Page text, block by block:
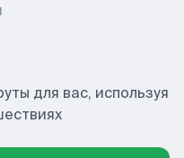
для вас, используя